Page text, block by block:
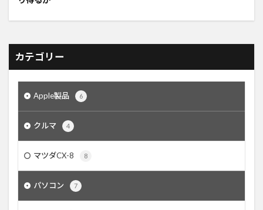
カテゴリー
Apple製品 6
クルマ 4
マツダCX-8 8
パソコン 7